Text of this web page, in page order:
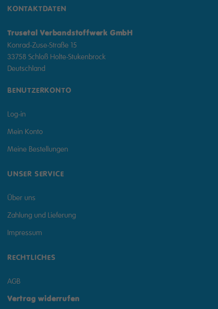
KONTAKTDATEN
Trusetal Verbandstoffwerk GmbH
Konrad-Zuse-Straße 15
33758 Schloß Holte-Stukenbrock
Deutschland
BENUTZERKONTO
Log-in
Mein Konto
Meine Bestellungen
UNSER SERVICE
Über uns
Zahlung und Lieferung
Impressum
RECHTLICHES
AGB
Vertrag widerrufen